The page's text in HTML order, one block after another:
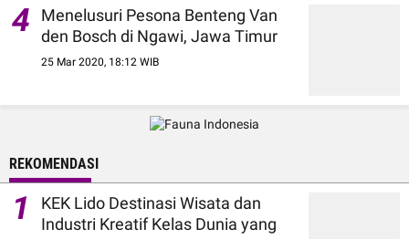
4
Menelusuri Pesona Benteng Van
den Bosch di Ngawi, Jawa Timur
25 Mar 2020, 18:12 WIB
REKOMENDASI
1
KEK Lido Destinasi Wisata dan
Industri Kreatif Kelas Dunia yang